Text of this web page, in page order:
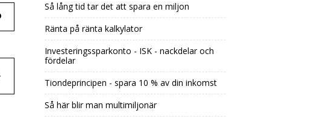
Så lång tid tar det att spara en miljon
Ränta på ränta kalkylator
Investeringssparkonto - ISK - nackdelar och
fördelar
Tiondeprincipen - spara 10 % av din inkomst
Så här blir man multimiljonär